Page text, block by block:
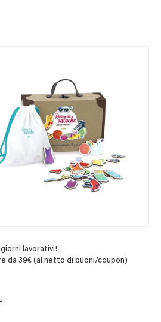
lavorativi!
da 39€ (al netto di buoni/coupon)